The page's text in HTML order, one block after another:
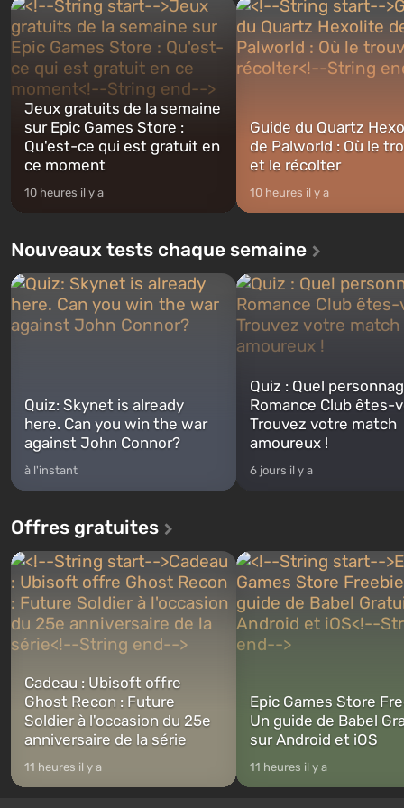
pourrez basculer...
après que des bombes
Jeux gratuits de la semaine
sur Epic Games Store :
Qu'est-ce qui est gratuit en
ce moment
10 heures il y a
Guide du Quartz
de Palworld : Où le
et le récolter
10 heures il y a
Nouveaux tests chaque semaine
Quiz: Skynet is already
here. Can you win the war
against John Connor?
à l'instant
Quiz : Quel
Romance Club êtes-
Trouvez votre match
amoureux !
6 jours il y a
Offres gratuites
Cadeau : Ubisoft offre
Ghost Recon : Future
Soldier à l'occasion du 25e
anniversaire de la série
11 heures il y a
Epic Games Store
Un guide de Babel
sur Android et iOS
11 heures il y a